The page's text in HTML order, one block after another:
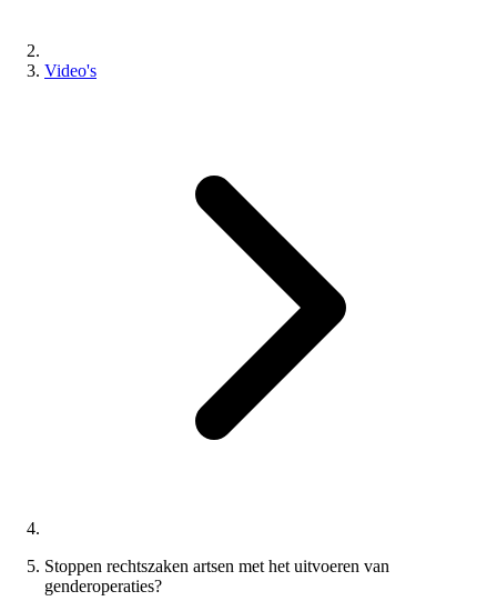
Video's
Stoppen rechtszaken artsen met het uitvoeren van
genderoperaties?